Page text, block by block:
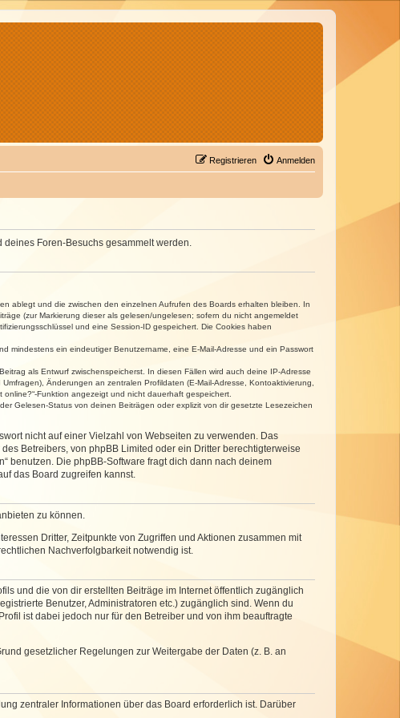
Anmelden
Registrieren
deines Foren-Besuchs gesammelt werden.
ablegt und die zwischen den einzelnen Aufrufen des Boards erhalten bleiben. In
(zur Markierung dieser als gelesen/ungelesen; sofern du nicht angemeldet
und eine Session-ID gespeichert. Die Cookies haben
mindestens ein eindeutiger Benutzername, eine E-Mail-Adresse und ein Passwort
als Entwurf zwischenspeicherst. In diesen Fällen wird auch deine IP-Adresse
Änderungen an zentralen Profildaten (E-Mail-Adresse, Kontoaktivierung,
online?“-Funktion angezeigt und nicht dauerhaft gespeichert.
Gelesen-Status von deinen Beiträgen oder explizit von dir gesetzte Lesezeichen
nicht auf einer Vielzahl von Webseiten zu verwenden. Das
Betreibers, von phpBB Limited oder ein Dritter berechtigterweise
benutzen. Die phpBB-Software fragt dich dann nach deinem
das Board zugreifen kannst.
zu können.
Dritter, Zeitpunkte von Zugriffen und Aktionen zusammen mit
Nachverfolgbarkeit notwendig ist.
und die von dir erstellten Beiträge im Internet öffentlich zugänglich
Benutzer, Administratoren etc.) zugänglich sind. Wenn du
ist dabei jedoch nur für den Betreiber und von ihm beauftragte
gesetzlicher Regelungen zur Weitergabe der Daten (z. B. an
zentraler Informationen über das Board erforderlich ist. Darüber